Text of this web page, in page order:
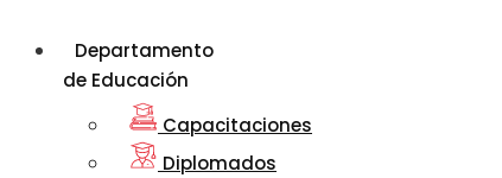
Departamento
de Educación
Capacitaciones
Diplomados